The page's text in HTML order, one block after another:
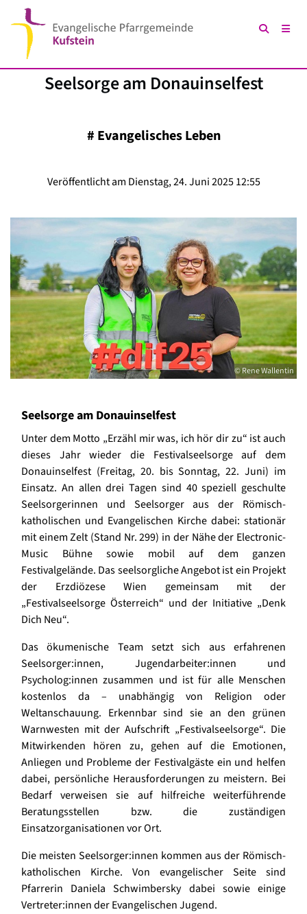
Seelsorge am Donauinselfest
# Evangelisches Leben
Veröffentlicht am Dienstag, 24. Juni 2025 12:55
© Rene Wallentin
Seelsorge am Donauinselfest
Unter dem Motto „Erzähl mir was, ich hör dir zu“ ist auch
dieses Jahr wieder die Festivalseelsorge auf dem
Donauinselfest (Freitag, 20. bis Sonntag, 22. Juni) im
Einsatz. An allen drei Tagen sind 40 speziell geschulte
Seelsorgerinnen und Seelsorger aus der Römisch-
katholischen und Evangelischen Kirche dabei: stationär
mit einem Zelt (Stand Nr. 299) in der Nähe der Electronic-
Music Bühne sowie mobil auf dem ganzen
Festivalgelände. Das seelsorgliche Angebot ist ein Projekt
der Erzdiözese Wien gemeinsam mit der
„Festivalseelsorge Österreich“ und der Initiative „Denk
Dich Neu“.
Das ökumenische Team setzt sich aus erfahrenen
Seelsorger:innen, Jugendarbeiter:innen und
Psycholog:innen zusammen und ist für alle Menschen
kostenlos da – unabhängig von Religion oder
Weltanschauung. Erkennbar sind sie an den grünen
Warnwesten mit der Aufschrift „Festivalseelsorge“. Die
Mitwirkenden hören zu, gehen auf die Emotionen,
Anliegen und Probleme der Festivalgäste ein und helfen
dabei, persönliche Herausforderungen zu meistern. Bei
Bedarf verweisen sie auf hilfreiche weiterführende
Beratungsstellen bzw. die zuständigen
Einsatzorganisationen vor Ort.
Die meisten Seelsorger:innen kommen aus der Römisch-
katholischen Kirche. Von evangelischer Seite sind
Pfarrerin Daniela Schwimbersky dabei sowie einige
Vertreter:innen der Evangelischen Jugend.